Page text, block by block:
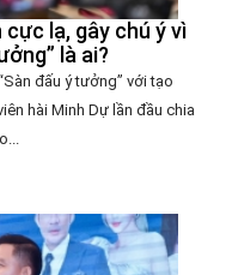
lạ, gây chú ý vì
là ai?
đấu ý tưởng” với tạo
hài Minh Dự lần đầu chia